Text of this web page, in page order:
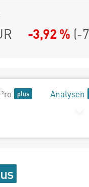
-3,92 % (-
Analysen